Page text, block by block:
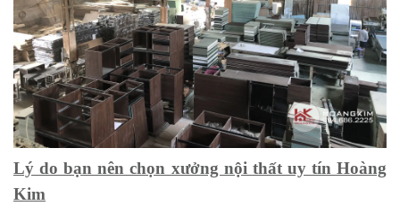
Lý do bạn nên chọn xưởng nội thất uy tín Hoàng
Kim